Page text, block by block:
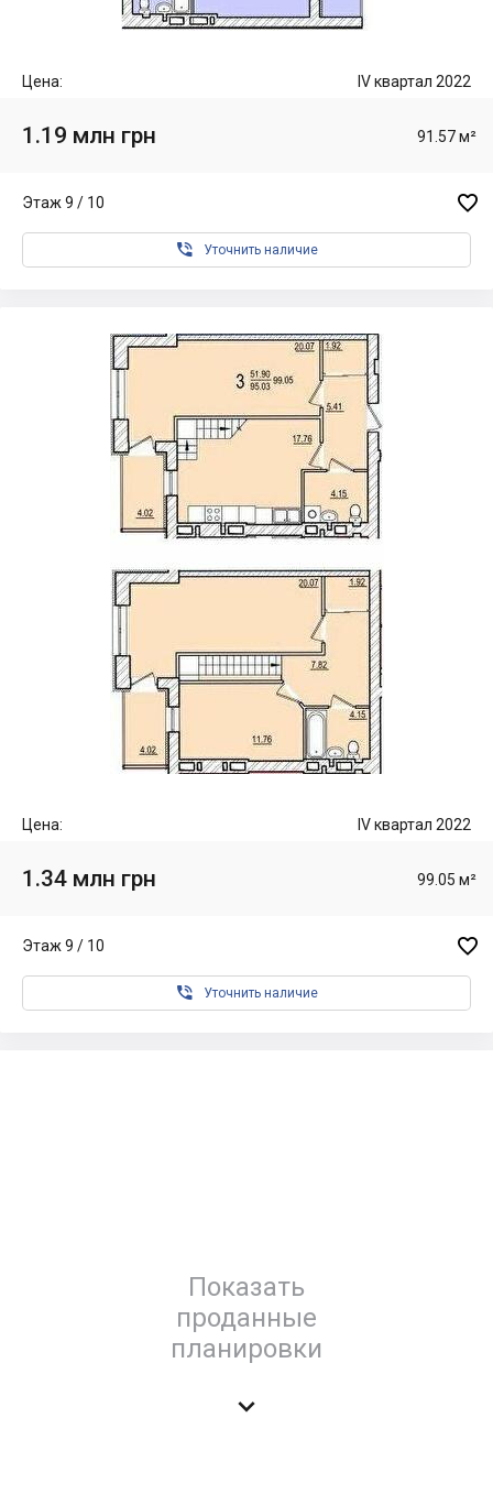
Цена: IV квартал 2022
1.19 млн грн 91.57 м²
Этаж 9 / 10 
 Уточнить наличие
Цена: IV квартал 2022
1.34 млн грн 99.05 м²
Этаж 9 / 10 
 Уточнить наличие
Показать
проданные
планировки
